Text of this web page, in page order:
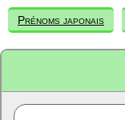
Prénoms japonais